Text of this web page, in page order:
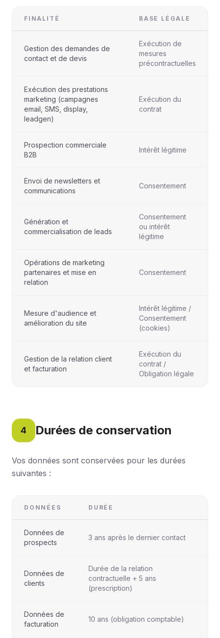
FINALITÉ BASE LÉGALE
Gestion des demandes de
contact et de devis
Exécution de
mesures
précontractuelles
Exécution des prestations
marketing (campagnes
email, SMS, display,
leadgen)
Exécution du
contrat
Prospection commerciale
B2B
Intérêt légitime
Envoi de newsletters et
communications
Consentement
Génération et
commercialisation de leads
Consentement
ou intérêt
légitime
Opérations de marketing
partenaires et mise en
relation
Consentement
Mesure d'audience et
amélioration du site
Intérêt légitime /
Consentement
(cookies)
Gestion de la relation client
et facturation
Exécution du
contrat /
Obligation légale
4 Durées de conservation
Vos données sont conservées pour les durées
suivantes :
DONNÉES DURÉE
Données de
prospects
3 ans après le dernier contact
Données de
clients
Durée de la relation
contractuelle + 5 ans
(prescription)
Données de
facturation
10 ans (obligation comptable)